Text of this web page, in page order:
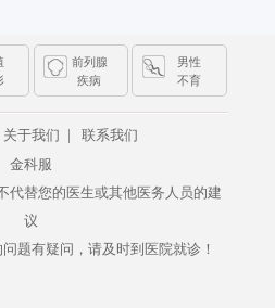
前列腺
疾病
男性
不育
关于我们 |
联系我们
金科服
代替您的医生或其他医务人员的建
议
题有疑问，请及时到医院就诊！